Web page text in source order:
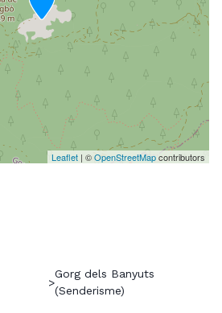
Leaflet | ©OpenStreetMapcontributors
>
Gorg dels Banyuts
(Senderisme)